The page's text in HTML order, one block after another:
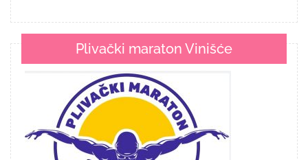
Plivački maraton Vinišće